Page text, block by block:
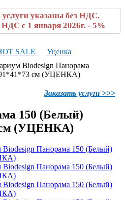
указаны без НДС.
с 1 января 2026г. - 5%
SALE
Уценка
Biodesign Панорама
см (УЦЕНКА)
Заказать услуги >>>
150 (Белый)
(УЦЕНКА)